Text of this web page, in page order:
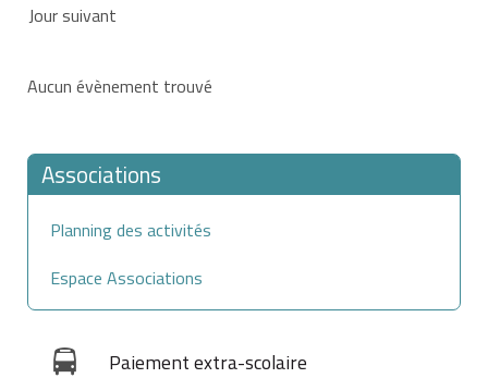
Jour suivant
Aucun évènement trouvé
Associations
Planning des activités
Espace Associations
Paiement extra-scolaire